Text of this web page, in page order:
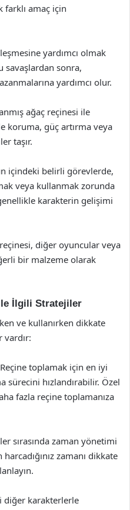
farklı amaç için
yardımcı olmak
savaşlardan sonra,
yardımcı olur.
ağaç reçinesi ile
koruma, güç artırma veya
taşır.
içindeki belirli görevlerde,
veya kullanmak zorunda
karakterin gelişimi
diğer oyuncular veya
bir malzeme olarak
İlgili Stratejiler
ve kullanırken dikkate
vardır:
toplamak için en iyi
hızlandırabilir. Özel
fazla reçine toplamanıza
sırasında zaman yönetimi
zamanı dikkate
karakterlerle